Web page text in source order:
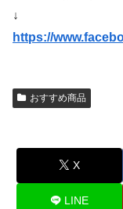
↓
https://
おすすめ商品
X
LINE